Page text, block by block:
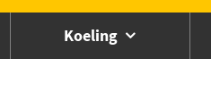
Koeling